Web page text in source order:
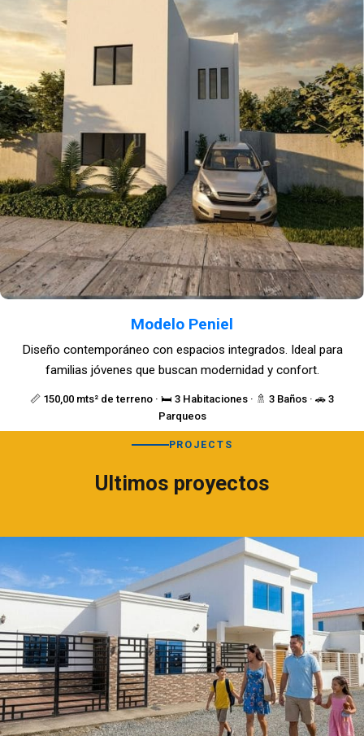
Modelo Peniel
📏 150,00 mts² de terreno · 🛏️ 3 Habitaciones · 🚿 3 Baños · 🚗 3
Parqueos
Diseño contemporáneo con espacios integrados. Ideal para
familias jóvenes que buscan modernidad y confort.
PROJECTS
Ultimos proyectos